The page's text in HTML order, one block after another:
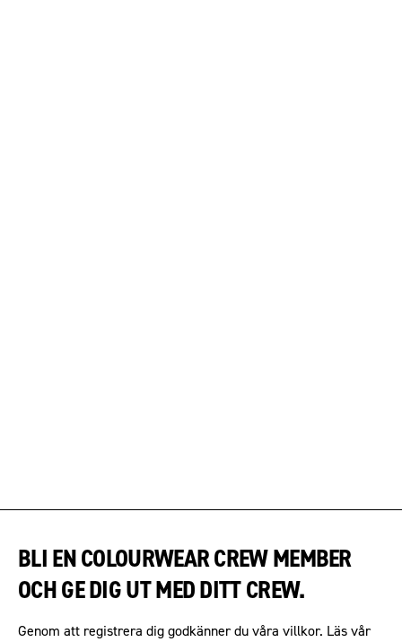
BLI EN COLOURWEAR CREW MEMBER
OCH GE DIG UT MED DITT CREW.
Genom att registrera dig godkänner du våra villkor. Läs vår